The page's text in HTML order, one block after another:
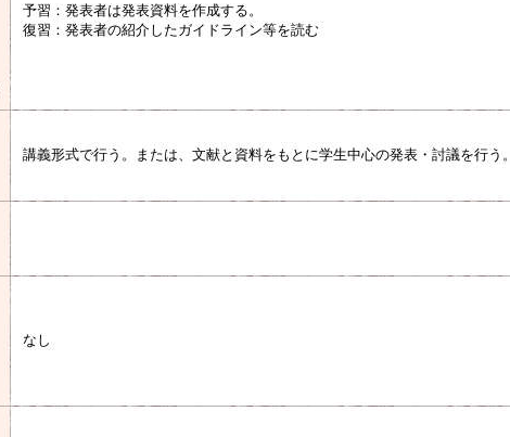
予習：発表者は発表資料を作成する。
復習：発表者の紹介したガイドライン等を読む
講義形式で行う。または、文献と資料をもとに学生中心の発表・討議を行う。
なし